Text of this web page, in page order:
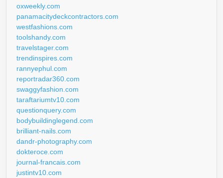
oxweekly.com
panamacitydeckcontractors.com
westfashions.com
toolshandy.com
travelstager.com
trendinspires.com
rannyephul.com
reportradar360.com
swaggyfashion.com
taraftariumtv10.com
questionquery.com
bodybuildinglegend.com
brilliant-nails.com
dandr-photography.com
dokteroce.com
journal-francais.com
justintv10.com